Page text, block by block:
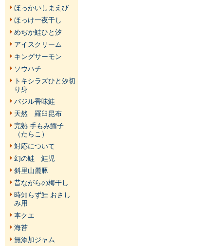
ほっかいしまえび
ほっけ一夜干し
めぢか鮭ひと汐
アイスクリーム
キングサーモン
ソウハチ
トキシラズひと汐切
り身
バジル香味鮭
天然 羅臼昆布
完熟 手もみ鱈子
（たらこ）
対応について
幻の鮭 鮭児
斜里山麓豚
昔ながらの梅干し
時知らず鮭 おさし
み用
本クエ
海苔
無添加ジャム